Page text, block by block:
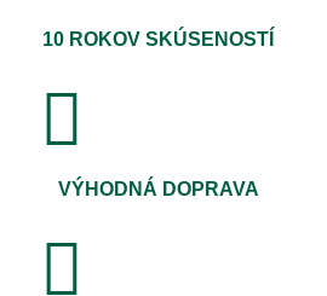
10 ROKOV SKÚSENOSTÍ
VÝHODNÁ DOPRAVA